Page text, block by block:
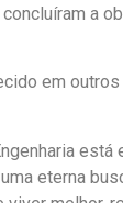
a
em
está
eterna